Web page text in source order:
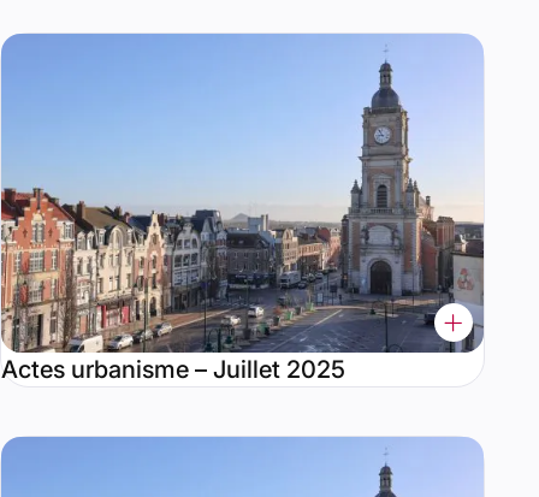
Actes urbanisme – Juillet 2025